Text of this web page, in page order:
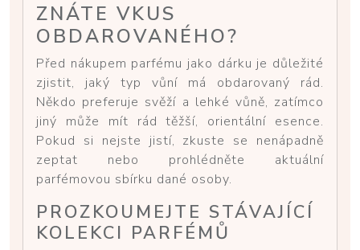
ZNÁTE VKUS
OBDAROVANÉHO?
Před nákupem parfému jako dárku je důležité
zjistit, jaký typ vůní má obdarovaný rád.
Někdo preferuje svěží a lehké vůně, zatímco
jiný může mít rád těžší, orientální esence.
Pokud si nejste jistí, zkuste se nenápadně
zeptat nebo prohlédněte aktuální
parfémovou sbírku dané osoby.
PROZKOUMEJTE STÁVAJÍCÍ
KOLEKCI PARFÉMŮ